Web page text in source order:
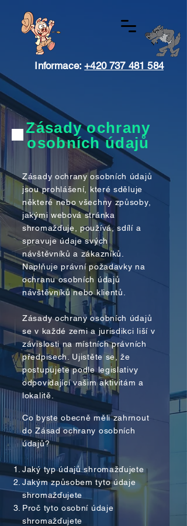
Informace:+420 737 481 584
Zásady ochrany
osobních údajů
Zásady ochrany osobních údajů
jsou prohlášení, které sděluje
některé nebo všechny způsoby,
jakými webová stránka
shromažďuje, používá, sdílí a
spravuje údaje svých
návštěvníků a zákazníků.
Naplňuje právní požadavky na
ochranu osobních údajů
návštěvníků nebo klientů.
Zásady ochrany osobních údajů
se v každé zemi a jurisdikci liší v
závislosti na místních právních
předpisech. Ujistěte se, že
postupujete podle legislativy
odpovídající vašim aktivitám a
lokalitě.
Co byste obecně měli zahrnout
do Zásad ochrany osobních
údajů?
Jaký typ údajů shromažďujete
Jakým způsobem tyto údaje
shromažďujete
Proč tyto osobní údaje
shromažďujete